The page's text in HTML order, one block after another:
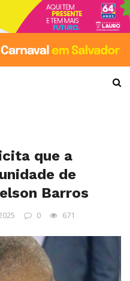
que a
de
Barros
0 671